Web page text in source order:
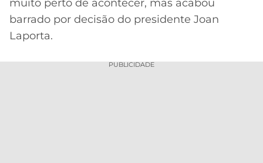
ONLINE
2026
GRÊMIO
ATLÉTICO
LALIGA
muito perto de acontecer, mas acabou
barrado por decisão do presidente Joan
Laporta.
PUBLICIDADE